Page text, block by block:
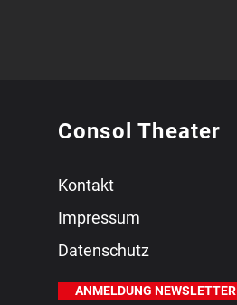
Consol Theater
Kontakt
Impressum
Datenschutz
ANMELDUNG NEWSLETTER